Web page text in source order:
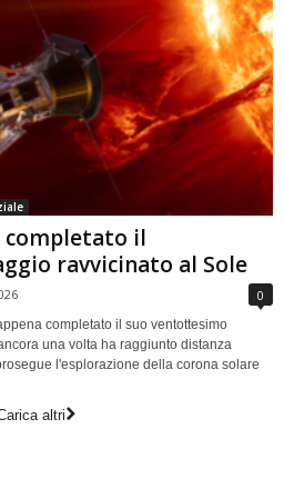
completato il
ravvicinato al Sole
0
completato il suo ventottesimo
una volta ha raggiunto distanza
l'esplorazione della corona solare
altri